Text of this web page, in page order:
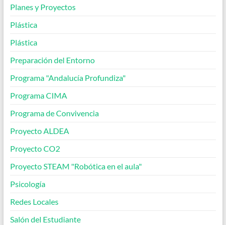
Planes y Proyectos
Plástica
Plástica
Preparación del Entorno
Programa "Andalucía Profundiza"
Programa CIMA
Programa de Convivencia
Proyecto ALDEA
Proyecto CO2
Proyecto STEAM "Robótica en el aula"
Psicología
Redes Locales
Salón del Estudiante